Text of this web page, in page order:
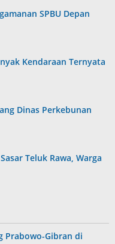
SPBU Depan
Kendaraan Ternyata
Dinas Perkebunan
Teluk Rawa, Warga
Prabowo-Gibran di